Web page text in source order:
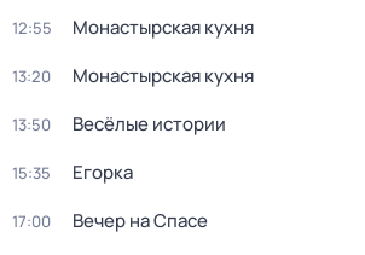
12:55 Монастырская кухня
13:20 Монастырская кухня
13:50 Весёлые истории
15:35 Егорка
17:00 Вечер на Спасе